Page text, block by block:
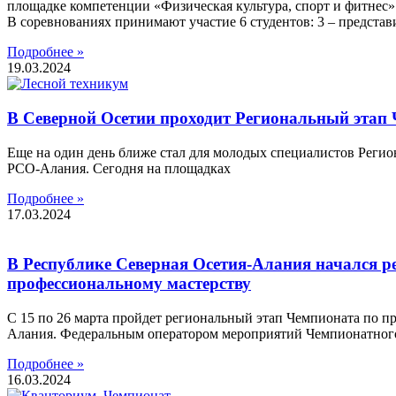
площадке компетенции «Физическая культура, спорт и
В соревнованиях принимают участие 6 студентов: 3 –
Подробнее »
19.03.2024
В Северной Осетии проходит Региональный
Еще на один день ближе стал для молодых специалистов
РСО-Алания. Сегодня на площадках
Подробнее »
17.03.2024
В Республике Северная Осетия-Алания начался
профессиональному мастерству
С 15 по 26 марта пройдет региональный этап Чемпионата по
Алания. Федеральным оператором мероприятий
Подробнее »
16.03.2024